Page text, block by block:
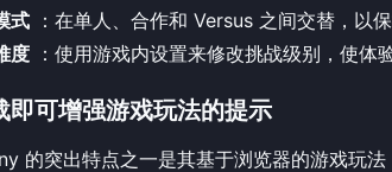
式 ：在单人、合作和 Versus 之间交替，以
度 ：使用游戏内设置来修改挑战级别，使体
即可增强游戏玩法的提示
的突出特点之一是其基于浏览器的游戏玩法